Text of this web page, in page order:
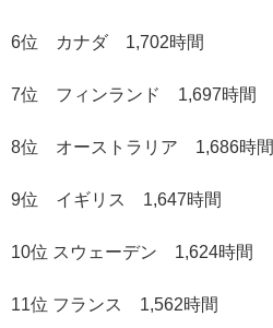
6位 カナダ 1,702時間
7位 フィンランド 1,697時間
8位 オーストラリア 1,686時間
9位 イギリス 1,647時間
10位 スウェーデン 1,624時間
11位 フランス 1,562時間